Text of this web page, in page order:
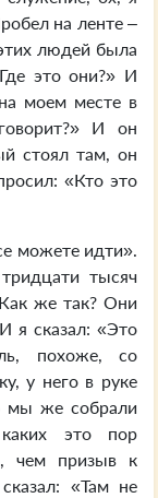
на ленте –
людей была
это они?» И
моем месте в
И он
стоял там, он
«Кто это
можете идти».
тысяч
же так? Они
я сказал: «Это
похоже, со
у него в руке
мы же собрали
это пор
чем призыв к
«Там не